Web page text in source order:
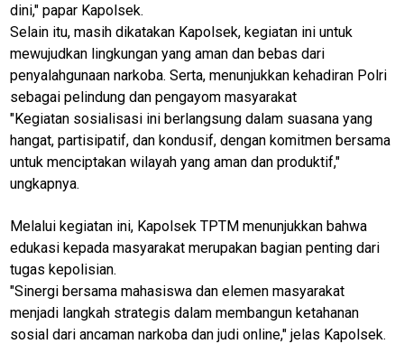
dini," papar Kapolsek.
Selain itu, masih dikatakan Kapolsek, kegiatan ini untuk
mewujudkan lingkungan yang aman dan bebas dari
penyalahgunaan narkoba. Serta, menunjukkan kehadiran Polri
sebagai pelindung dan pengayom masyarakat
"Kegiatan sosialisasi ini berlangsung dalam suasana yang
hangat, partisipatif, dan kondusif, dengan komitmen bersama
untuk menciptakan wilayah yang aman dan produktif,"
ungkapnya.
Melalui kegiatan ini, Kapolsek TPTM menunjukkan bahwa
edukasi kepada masyarakat merupakan bagian penting dari
tugas kepolisian.
"Sinergi bersama mahasiswa dan elemen masyarakat
menjadi langkah strategis dalam membangun ketahanan
sosial dari ancaman narkoba dan judi online," jelas Kapolsek.
M
Home